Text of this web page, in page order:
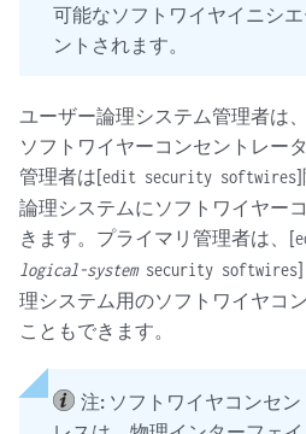
可能なソフトワイヤイニシ
ントされます。
ユーザー論理システム管理者は
ソフトワイヤーコンセントレー
管理者は[edit security softwires]
論理システムにソフトワイヤー
きます。プライマリ管理者は、[
logical-systemsecurity softwires
理システム用のソフトワイヤコ
こともできます。
注: ソフトワイヤコンセ